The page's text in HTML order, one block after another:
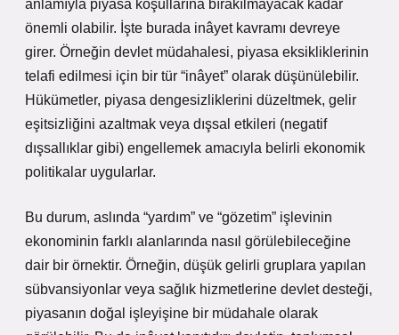
anlamıyla piyasa koşullarına bırakılmayacak kadar
önemli olabilir. İşte burada inâyet kavramı devreye
girer. Örneğin devlet müdahalesi, piyasa eksikliklerinin
telafi edilmesi için bir tür “inâyet” olarak düşünülebilir.
Hükümetler, piyasa dengesizliklerini düzeltmek, gelir
eşitsizliğini azaltmak veya dışsal etkileri (negatif
dışsallıklar gibi) engellemek amacıyla belirli ekonomik
politikalar uygularlar.
Bu durum, aslında “yardım” ve “gözetim” işlevinin
ekonominin farklı alanlarında nasıl görülebileceğine
dair bir örnektir. Örneğin, düşük gelirli gruplara yapılan
sübvansiyonlar veya sağlık hizmetlerine devlet desteği,
piyasanın doğal işleyişine bir müdahale olarak